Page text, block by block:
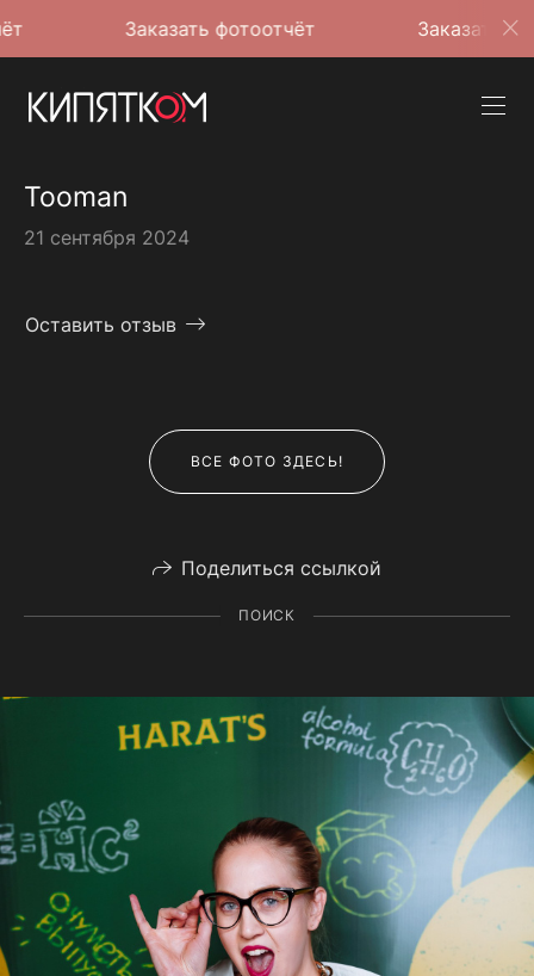
Заказать фотоотчёт Заказать фотоотчёт
Tooman
21 сентября 2024
Оставить отзыв
ВСЕ ФОТО ЗДЕСЬ!
Поделиться ссылкой
ПОИСК